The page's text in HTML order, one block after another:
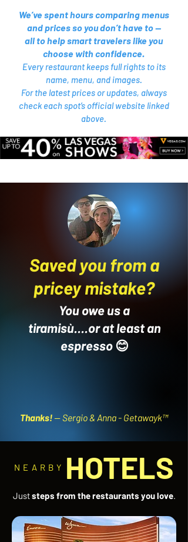
We’ve spent hours comparing menus
and prices so you don’t have to —
all to help smart travelers like you
choose with confidence.
Every restaurant keeps full rights to its
name, menu, and images.
For the latest prices or updates, always
check each spot’s official website linked
above.
Saved you from a
pricey mistake?
You owe us a
tiramisù....or at least an
espresso😊
Thanks! -- Sergio & Anna - Getawayk™
NEARBY HOTELS
Juststeps from the restaurants you love.